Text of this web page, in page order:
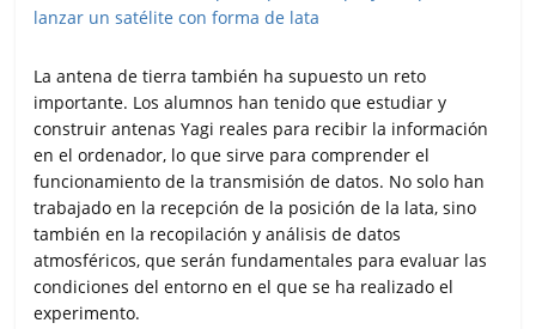
La antena de tierra también ha supuesto un reto
importante. Los alumnos han tenido que estudiar y
construir antenas Yagi reales para recibir la información
en el ordenador, lo que sirve para comprender el
funcionamiento de la transmisión de datos. No solo han
trabajado en la recepción de la posición de la lata, sino
también en la recopilación y análisis de datos
atmosféricos, que serán fundamentales para evaluar las
condiciones del entorno en el que se ha realizado el
experimento.